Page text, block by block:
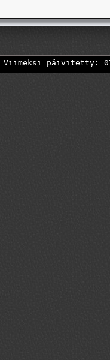
Viimeksi päivitetty: